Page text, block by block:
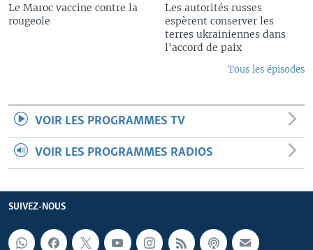
Le Maroc vaccine contre la
rougeole
Les autorités russes
espèrent conserver les
terres ukrainiennes dans
l'accord de paix
Tous les épisodes
VOIR LES PROGRAMMES TV
VOIR LES PROGRAMMES RADIOS
SUIVEZ-NOUS